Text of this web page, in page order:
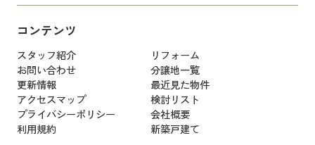
コンテンツ
スタッフ紹介
リフォーム
お問い合わせ
分譲地一覧
更新情報
最近見た物件
アクセスマップ
検討リスト
プライバシーポリシー
会社概要
利用規約
新築戸建て